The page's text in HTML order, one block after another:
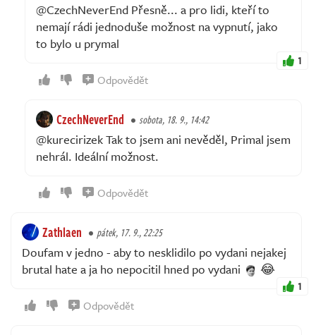
@CzechNeverEnd Přesně... a pro lidi, kteří to
nemají rádi jednoduše možnost na vypnutí, jako
to bylo u prymal
1
Odpovědět
CzechNeverEnd sobota, 18. 9., 14:42
@kurecirizek Tak to jsem ani nevěděl, Primal jsem
nehrál. Ideální možnost.
Odpovědět
Zathlaen pátek, 17. 9., 22:25
Doufam v jedno - aby to nesklidilo po vydani nejakej
brutal hate a ja ho nepocitil hned po vydani
😂
1
Odpovědět